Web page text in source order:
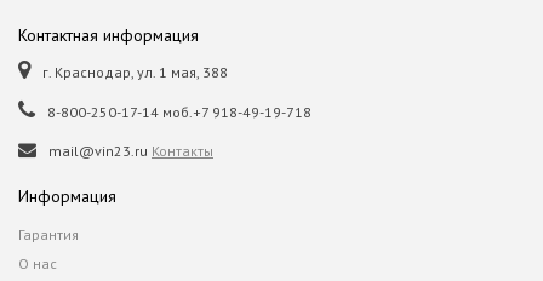
Контактная информация
г. Краснодар, ул. 1 мая, 388
8-800-250-17-14 моб.+7 918-49-19-718
mail@vin23.ru Контакты
Информация
Гарантия
О нас